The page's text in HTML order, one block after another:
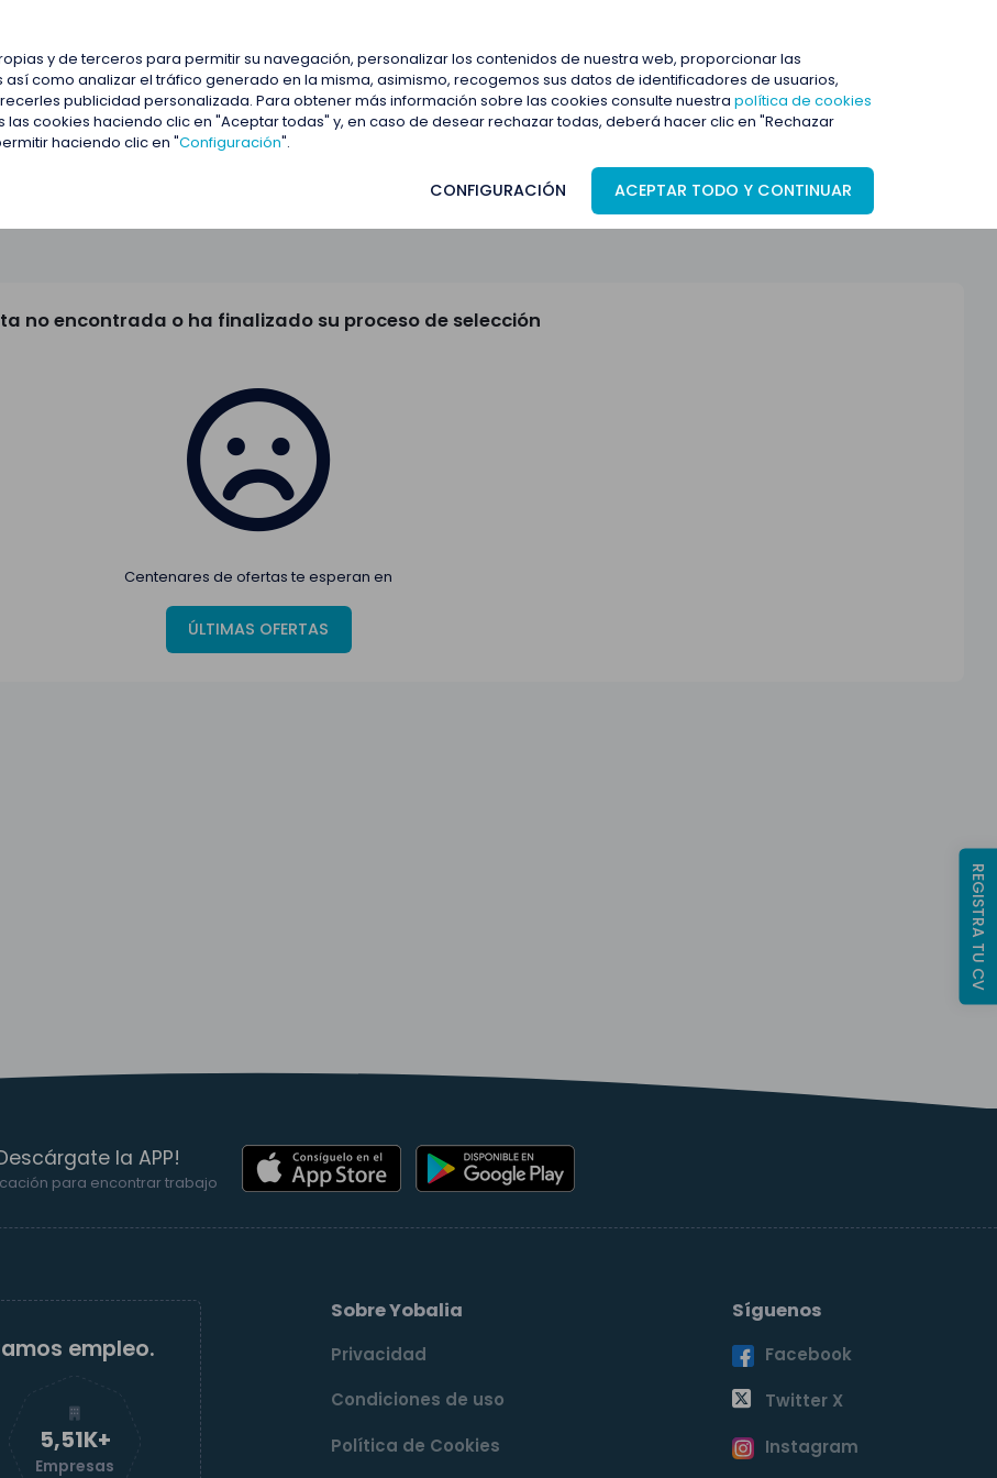
y de terceros para permitir su navegación, personalizar los contenidos de nuestra web, proporcionar las
como analizar el tráfico generado en la misma, asimismo, recogemos sus datos de identificadores de usuarios,
publicidad personalizada. Para obtener más información sobre las cookies consulte nuestra política de cookies
cookies haciendo clic en "Aceptar todas" y, en caso de desear rechazar todas, deberá hacer clic en "Rechazar
haciendo clic en "Configuración".
CONFIGURACIÓN ACEPTAR TODO Y CONTINUAR
no encontrada o ha finalizado su proceso de selección
Centenares de ofertas te esperan en
ÚLTIMAS OFERTAS
la APP!
para encontrar trabajo
empleo.
5,52K+
Empresas
Sobre Yobalia
Privacidad
Condiciones de uso
Política de Cookies
Síguenos
Facebook
Twitter X
Instagram
REGISTRA TU CV